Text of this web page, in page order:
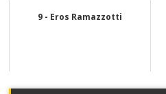
9 - Eros Ramazzotti